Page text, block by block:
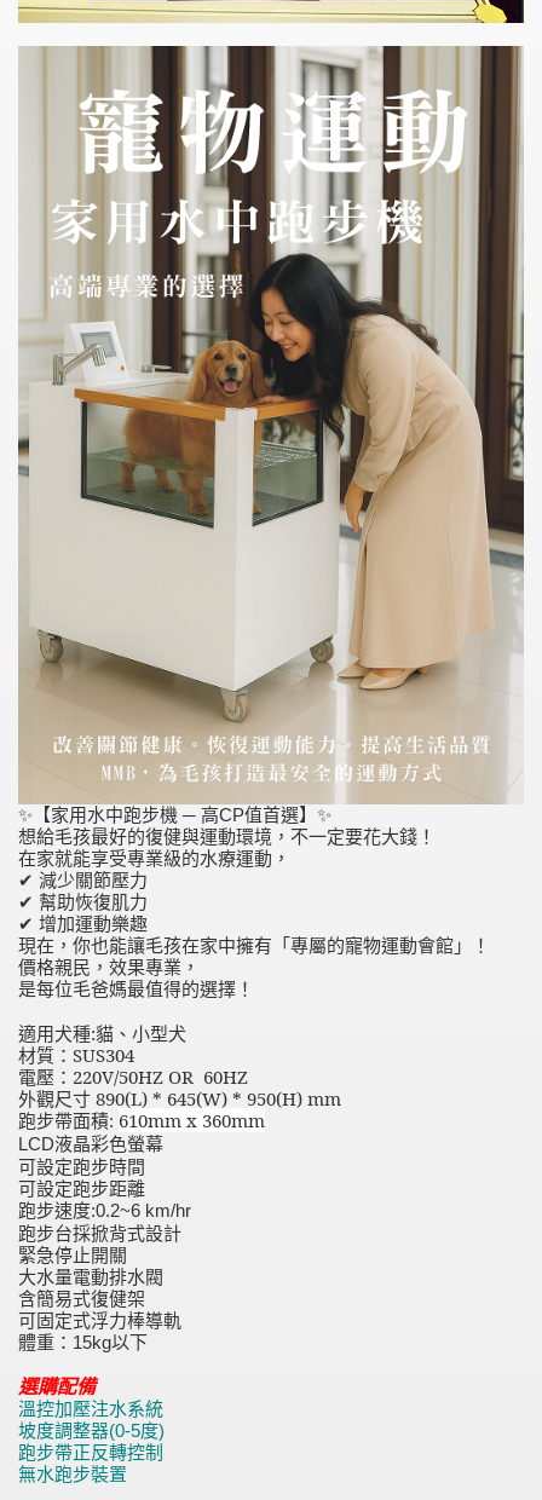
✨【家用水中跑步機 ─ 高CP值首選】✨
想給毛孩最好的復健與運動環境，不一定要花大錢！
在家就能享受專業級的水療運動，
✔ 減少關節壓力
✔ 幫助恢復肌力
✔ 增加運動樂趣
現在，你也能讓毛孩在家中擁有「專屬的寵物運動會館」！
價格親民，效果專業，
是每位毛爸媽最值得的選擇！
適用犬種:貓、小型犬
材質： SUS304
電壓： 220V/50HZ OR 60HZ
外觀尺寸 890(L) * 645(W) * 950(H) mm
跑步帶面積: 610mm x 360mm
LCD液晶彩色螢幕
可設定跑步時間
可設定跑步距離
跑步速度:0.2~6 km/hr
跑步台採掀背式設計
緊急停止開關
大水量電動排水閥
含簡易式復健架
可固定式浮力棒導軌
體重 ： 15kg以下
選購配備
溫控加壓注水系統
坡度調整器(0-5度)
跑步帶正反轉控制
無水跑步裝置